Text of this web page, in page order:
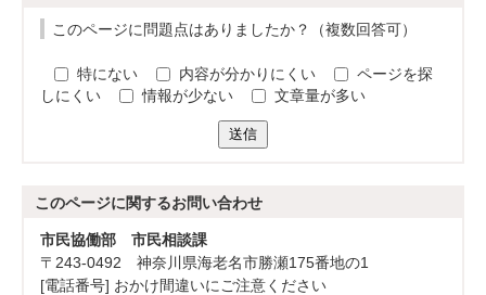
このページに問題点はありましたか？（複数回答可）
特にない 内容が分かりにくい
ページを探
しにくい
情報が少ない 文章量が多い
送信
このページに関するお問い合わせ
市民協働部 市民相談課
〒243-0492 神奈川県海老名市勝瀬175番地の1
[電話番号] おかけ間違いにご注意ください